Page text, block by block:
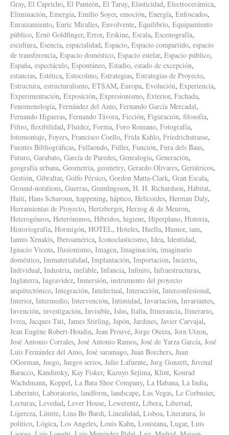
Gray, El Capricho, El Panteón, El Taray, Elasticidad, Electrocerámica,
Eliminación, Emergía, Emilio Soyer, emoción, Energía, Enfoscados,
Enraizamiento, Enric Miralles, Envolvente, Equilibrio, Equipamiento
público, Ernö Goldfinger, Error, Erskine, Escala, Escenografía,
escultura, Esencia, espacialidad, Espacio, Espacio compartido, espacio
de transferencia, Espacio doméstico, Espacio estelar, Espacio público,
España, espectáculo, Espontáneo, Estadio, estado de excepción,
estancias, Estética, Estocolmo, Estrategias, Estrategias de Proyecto,
Estructura, estructuralismo, ETSAM, Europa, Evolución, Experiencia,
Experimentación, Exposición, Expresionismo, Exterior, Fachada,
Fenomenología, Fernández del Amo, Fernando García Mercadal,
Fernando Higueras, Fernando Távora, Ficción, Figuración, filosofía,
Filtro, flexibilidad, Fluidez, Forma, Foro Romano, Fotografía,
fotomontaje, Foyers, Francisco Coello, Frida Kahlo, Friedrichstrasse,
Fuentes Bibliográficas, Fullaondo, Fuller, Función, Fura dels Baus,
Futuro, Garabato, García de Paredes, Genealogía, Generación,
geografía urbana, Geometría, geometry, Gerardo Olivares, Geriátricos,
Gestión, Gibraltar, Golfo Pérsico, Gordon Matta-Clark, Gran Escala,
Ground-notations, Guerras, Gunnløgsson, H. H. Richardson, Hábitat,
Haití, Hans Scharoun, happening, háptico, Helicoides, Herman Daly,
Herramientas de Proyecto, Hertzberger, Herzog & de Meuron,
Heterogéneos, Heterónimos, Híbridos, higiene, Hiperplano, Historia,
Historiografía, Hormigón, HOTEL, Hoteles, Huella, Humor, iam,
Iannis Xenakis, Iberoamérica, Iconoclasticismo, Idea, Identidad,
Ignacio Vicens, Ilusionismo, Imagen, Imaginación, imaginario
doméstico, Immaterialidad, Implantación, Importación, Incierto,
Individual, Industria, inefable, Infancia, Infinito, Infraestructuras,
Inglaterra, Ingravidez, Inmersión, instrumento del proyecto
arquitectónico, Integración, Intelectual, Interacción, Interconfesional,
Interior, Intermedio, Intervención, Intimidad, Invariación, Invariantes,
Invención, investigación, Invisible, Islas, Italia, Itinerancia, Itinerario,
Ivrea, Jacques Tati, James Stirling, Japón, Jardines, Javier Carvajal,
Jean Eugène Robert-Houdin, Jean Prouvé, Jorge Oteiza, Jorn Utzon,
José Antonio Corrales, José Antonio Ramos, José de Yarza García, José
Luis Fernández del Amo, José saramago, Juan Borchers, Juan
OGorman, Juego, Juegos serios, Julio Lafuente, Jurg Gonzett, Juvenal
Baracco, Kandinsky, Kay Fisker, Kazuyo Sejima, Klint, Konrad
Wachdmann, Koppel, La Bata Shoe Company, La Habana, La India,
Laberinto, Laboratorio, landform, landscape, Las Vegas, Le Corbusier,
Lecturas, Levedad, Lever House, Lewerentz, Libera, Libertad,
Ligereza, Límite, Lina Bo Bardi, Linealidad, Lisboa, Literatura, lo
político, Lógica, Los Angeles, Louis Kahn, Louisiana, Lugar, Luis